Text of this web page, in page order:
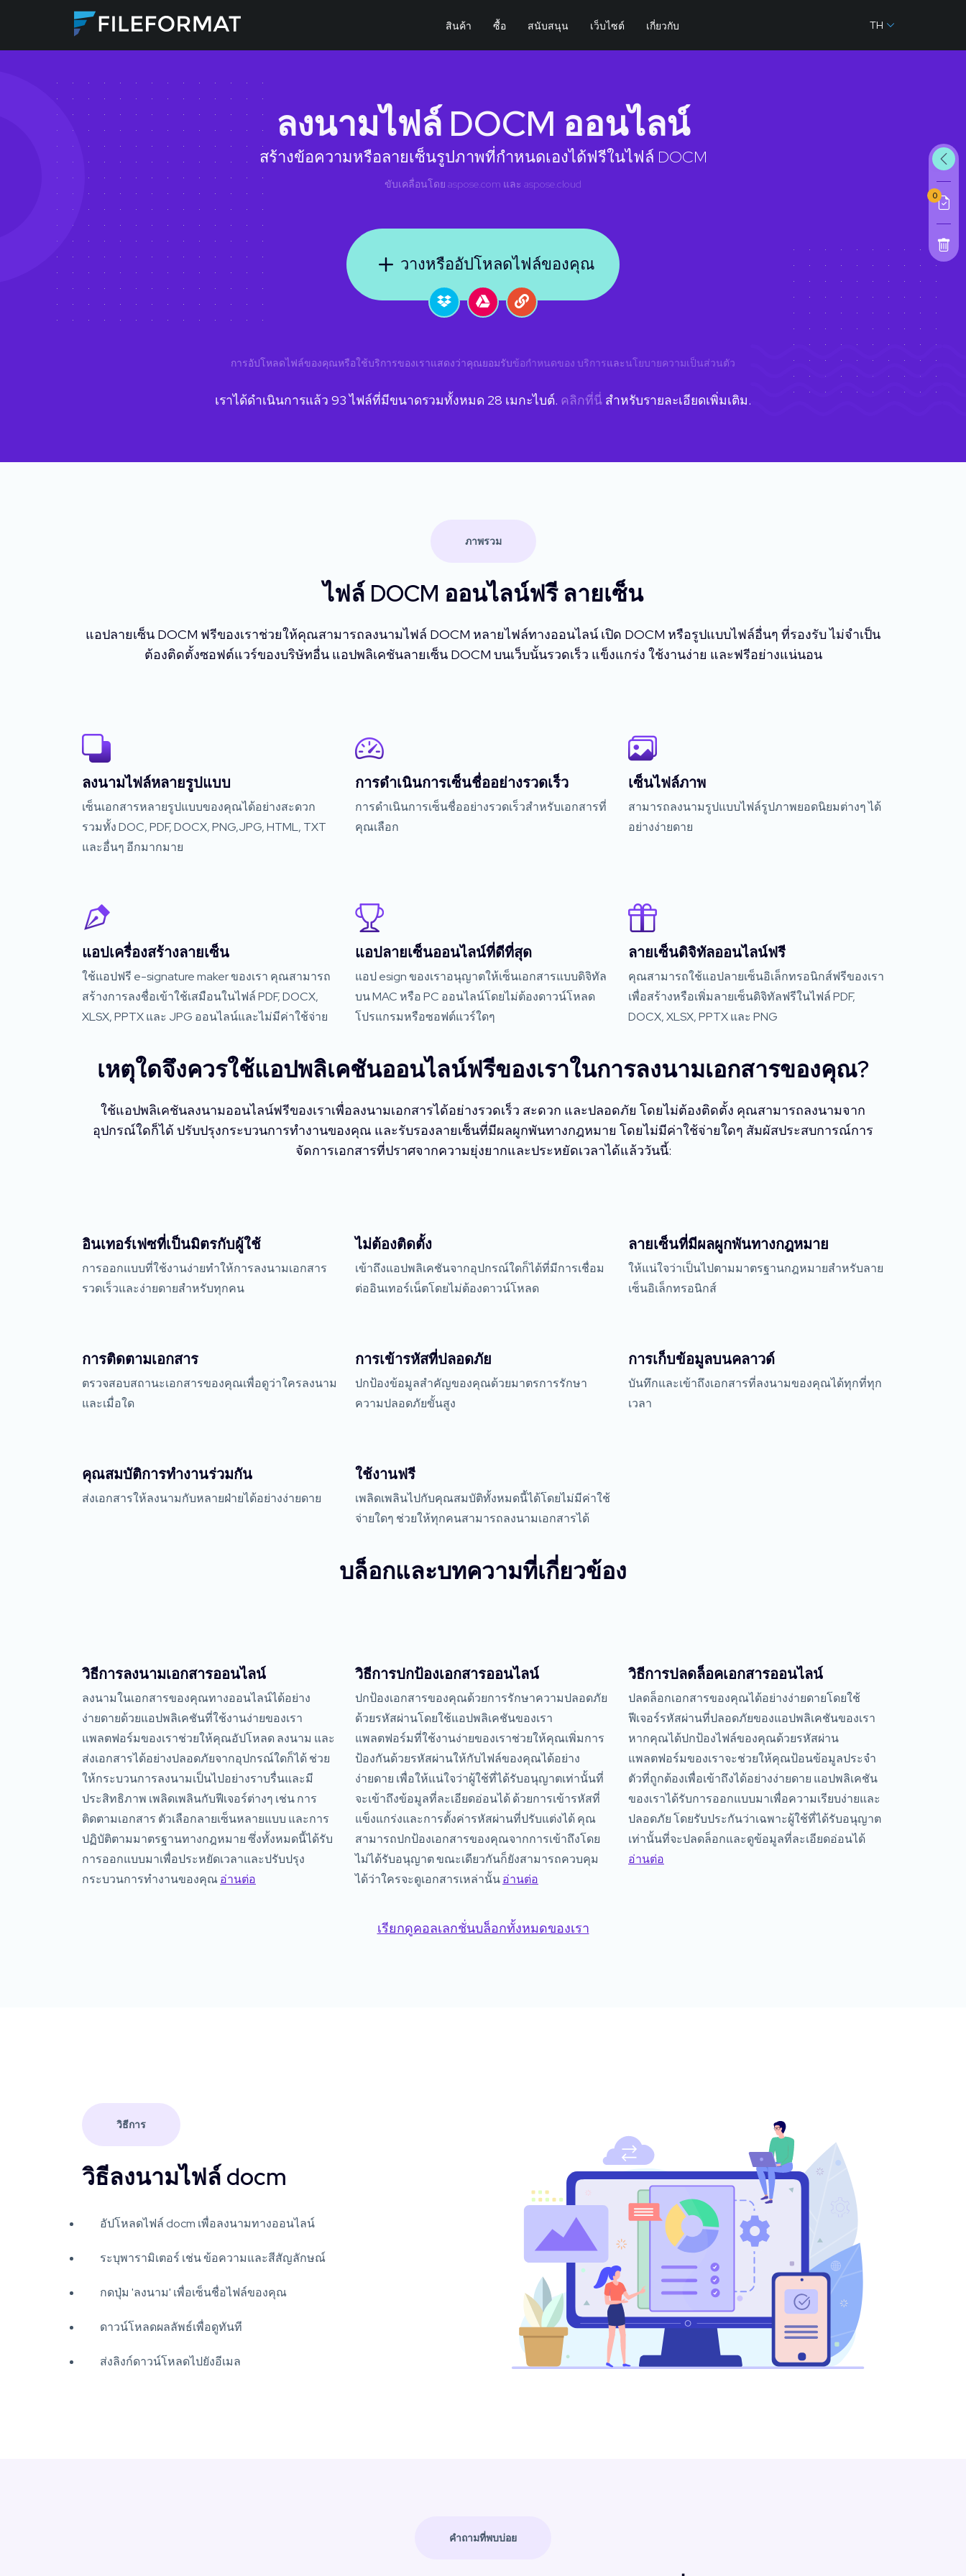
สินค้า ซื้อ สนับสนุน เว็บไซต์ เกี่ยวกับ TH
0
ลงนามไฟล์ DOCM ออนไลน์
สร้างข้อความหรือลายเซ็นรูปภาพที่กำหนดเองได้ฟรีในไฟล์ DOCM
ขับเคลื่อนโดย aspose.com และ aspose.cloud
วางหรืออัปโหลดไฟล์ของคุณ
การอัปโหลดไฟล์ของคุณหรือใช้บริการของเราแสดงว่าคุณยอมรับข้อกำหนดของ บริการและนโยบายความเป็นส่วนตัว
เราได้ดำเนินการแล้ว 93ไฟล์ที่มีขนาดรวมทั้งหมด 28 เมกะไบต์. คลิกที่นี่ สำหรับรายละเอียดเพิ่มเติม.
ภาพรวม
ไฟล์ DOCM ออนไลน์ฟรี ลายเซ็น
แอปลายเซ็น DOCM ฟรีของเราช่วยให้คุณสามารถลงนามไฟล์ DOCM หลายไฟล์ทางออนไลน์ เปิด DOCM หรือรูปแบบไฟล์อื่นๆ ที่รองรับ ไม่จำเป็น
ต้องติดตั้งซอฟต์แวร์ของบริษัทอื่น แอปพลิเคชันลายเซ็น DOCM บนเว็บนั้นรวดเร็ว แข็งแกร่ง ใช้งานง่าย และฟรีอย่างแน่นอน
ลงนามไฟล์หลายรูปแบบ
เซ็นเอกสารหลายรูปแบบของคุณได้อย่างสะดวก
รวมทั้ง DOC, PDF, DOCX, PNG,JPG, HTML, TXT
และอื่นๆ อีกมากมาย
การดำเนินการเซ็นชื่ออย่างรวดเร็ว
การดำเนินการเซ็นชื่ออย่างรวดเร็วสำหรับเอกสารที่
คุณเลือก
เซ็นไฟล์ภาพ
สามารถลงนามรูปแบบไฟล์รูปภาพยอดนิยมต่างๆ ได้
อย่างง่ายดาย
แอปเครื่องสร้างลายเซ็น
ใช้แอปฟรี e-signature maker ของเรา คุณสามารถ
สร้างการลงชื่อเข้าใช้เสมือนในไฟล์ PDF, DOCX,
XLSX, PPTX และ JPG ออนไลน์และไม่มีค่าใช้จ่าย
แอปลายเซ็นออนไลน์ที่ดีที่สุด
แอป esign ของเราอนุญาตให้เซ็นเอกสารแบบดิจิทัล
บน MAC หรือ PC ออนไลน์โดยไม่ต้องดาวน์โหลด
โปรแกรมหรือซอฟต์แวร์ใดๆ
ลายเซ็นดิจิทัลออนไลน์ฟรี
คุณสามารถใช้แอปลายเซ็นอิเล็กทรอนิกส์ฟรีของเรา
เพื่อสร้างหรือเพิ่มลายเซ็นดิจิทัลฟรีในไฟล์ PDF,
DOCX, XLSX, PPTX และ PNG
เหตุใดจึงควรใช้แอปพลิเคชันออนไลน์ฟรีของเราในการลงนามเอกสารของคุณ?
ใช้แอปพลิเคชันลงนามออนไลน์ฟรีของเราเพื่อลงนามเอกสารได้อย่างรวดเร็ว สะดวก และปลอดภัย โดยไม่ต้องติดตั้ง คุณสามารถลงนามจาก
อุปกรณ์ใดก็ได้ ปรับปรุงกระบวนการทำงานของคุณ และรับรองลายเซ็นที่มีผลผูกพันทางกฎหมาย โดยไม่มีค่าใช้จ่ายใดๆ สัมผัสประสบการณ์การ
จัดการเอกสารที่ปราศจากความยุ่งยากและประหยัดเวลาได้แล้ววันนี้:
อินเทอร์เฟซที่เป็นมิตรกับผู้ใช้
การออกแบบที่ใช้งานง่ายทำให้การลงนามเอกสาร
รวดเร็วและง่ายดายสำหรับทุกคน
ไม่ต้องติดตั้ง
เข้าถึงแอปพลิเคชันจากอุปกรณ์ใดก็ได้ที่มีการเชื่อม
ต่ออินเทอร์เน็ตโดยไม่ต้องดาวน์โหลด
ลายเซ็นที่มีผลผูกพันทางกฎหมาย
ให้แน่ใจว่าเป็นไปตามมาตรฐานกฎหมายสำหรับลาย
เซ็นอิเล็กทรอนิกส์
การติดตามเอกสาร
ตรวจสอบสถานะเอกสารของคุณเพื่อดูว่าใครลงนาม
และเมื่อใด
การเข้ารหัสที่ปลอดภัย
ปกป้องข้อมูลสำคัญของคุณด้วยมาตรการรักษา
ความปลอดภัยขั้นสูง
การเก็บข้อมูลบนคลาวด์
บันทึกและเข้าถึงเอกสารที่ลงนามของคุณได้ทุกที่ทุก
เวลา
คุณสมบัติการทำงานร่วมกัน
ส่งเอกสารให้ลงนามกับหลายฝ่ายได้อย่างง่ายดาย
ใช้งานฟรี
เพลิดเพลินไปกับคุณสมบัติทั้งหมดนี้ได้โดยไม่มีค่าใช้
จ่ายใดๆ ช่วยให้ทุกคนสามารถลงนามเอกสารได้
บล็อกและบทความที่เกี่ยวข้อง
วิธีการลงนามเอกสารออนไลน์
ลงนามในเอกสารของคุณทางออนไลน์ได้อย่าง
ง่ายดายด้วยแอปพลิเคชันที่ใช้งานง่ายของเรา
แพลตฟอร์มของเราช่วยให้คุณอัปโหลด ลงนาม และ
ส่งเอกสารได้อย่างปลอดภัยจากอุปกรณ์ใดก็ได้ ช่วย
ให้กระบวนการลงนามเป็นไปอย่างราบรื่นและมี
ประสิทธิภาพ เพลิดเพลินกับฟีเจอร์ต่างๆ เช่น การ
ติดตามเอกสาร ตัวเลือกลายเซ็นหลายแบบ และการ
ปฏิบัติตามมาตรฐานทางกฎหมาย ซึ่งทั้งหมดนี้ได้รับ
การออกแบบมาเพื่อประหยัดเวลาและปรับปรุง
กระบวนการทำงานของคุณอ่านต่อ
วิธีการปกป้องเอกสารออนไลน์
ปกป้องเอกสารของคุณด้วยการรักษาความปลอดภัย
ด้วยรหัสผ่านโดยใช้แอปพลิเคชันของเรา
แพลตฟอร์มที่ใช้งานง่ายของเราช่วยให้คุณเพิ่มการ
ป้องกันด้วยรหัสผ่านให้กับไฟล์ของคุณได้อย่าง
ง่ายดาย เพื่อให้แน่ใจว่าผู้ใช้ที่ได้รับอนุญาตเท่านั้นที่
จะเข้าถึงข้อมูลที่ละเอียดอ่อนได้ ด้วยการเข้ารหัสที่
แข็งแกร่งและการตั้งค่ารหัสผ่านที่ปรับแต่งได้ คุณ
สามารถปกป้องเอกสารของคุณจากการเข้าถึงโดย
ไม่ได้รับอนุญาต ขณะเดียวกันก็ยังสามารถควบคุม
ได้ว่าใครจะดูเอกสารเหล่านั้นอ่านต่อ
วิธีการปลดล็อคเอกสารออนไลน์
ปลดล็อกเอกสารของคุณได้อย่างง่ายดายโดยใช้
ฟีเจอร์รหัสผ่านที่ปลอดภัยของแอปพลิเคชันของเรา
หากคุณได้ปกป้องไฟล์ของคุณด้วยรหัสผ่าน
แพลตฟอร์มของเราจะช่วยให้คุณป้อนข้อมูลประจำ
ตัวที่ถูกต้องเพื่อเข้าถึงได้อย่างง่ายดาย แอปพลิเคชัน
ของเราได้รับการออกแบบมาเพื่อความเรียบง่ายและ
ปลอดภัย โดยรับประกันว่าเฉพาะผู้ใช้ที่ได้รับอนุญาต
เท่านั้นที่จะปลดล็อกและดูข้อมูลที่ละเอียดอ่อนได้
อ่านต่อ
เรียกดูคอลเลกชั่นบล็อกทั้งหมดของเรา
วิธีการ
วิธีลงนามไฟล์ docm
อัปโหลดไฟล์ docm เพื่อลงนามทางออนไลน์
ระบุพารามิเตอร์ เช่น ข้อความและสีสัญลักษณ์
กดปุ่ม 'ลงนาม' เพื่อเซ็นชื่อไฟล์ของคุณ
ดาวน์โหลดผลลัพธ์เพื่อดูทันที
ส่งลิงก์ดาวน์โหลดไปยังอีเมล
คำถามที่พบบ่อย